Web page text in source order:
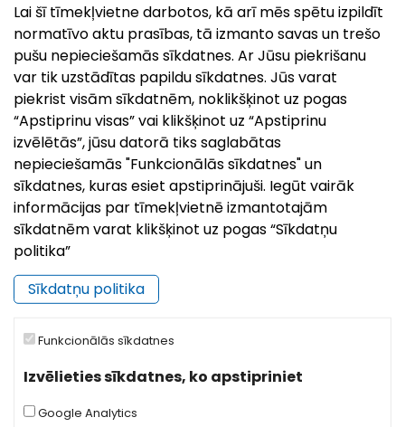
Pilsētas svētki`26 | Ludzai 849
Kā ierasts, augusta otrajā nedēļas nogalē uz svētkiem
svin savu 849. dzimšanas dienu, un no 7. līdz 9.
Lai šī tīmekļvietne darbotos, kā arī mēs spētu izpildīt
normatīvo aktu prasības, tā izmanto savas un trešo
pušu nepieciešamās sīkdatnes. Ar Jūsu piekrišanu
var tik uzstādītas papildu sīkdatnes. Jūs varat
piekrist visām sīkdatnēm, noklikšķinot uz pogas
“Apstiprinu visas” vai klikšķinot uz “Apstiprinu
izvēlētās”, jūsu datorā tiks saglabātas
nepieciešamās "Funkcionālās sīkdatnes" un
sīkdatnes, kuras esiet apstiprinājuši. Iegūt vairāk
informācijas par tīmekļvietnē izmantotajām
sīkdatnēm varat klikšķinot uz pogas “Sīkdatņu
politika”
Sīkdatņu politika
Funkcionālās sīkdatnes
Izvēlieties sīkdatnes, ko apstipriniet
Google Analytics